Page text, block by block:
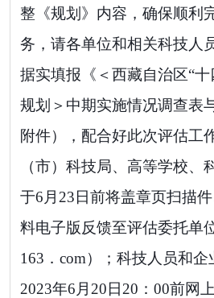
整《规划 》 内容 ， 确保顺利
务 ， 请各单位和相关科技人
据实填报《 ＜西藏自治区“十
规划 ＞ 中期实施情况调查表
附件）
， 配合好此次评估工
（市） 科技局、 高等学校、
于6 月 23日前将盖章页扫描
料电子版反馈至评估委托单
163．com）； 科技人员和企
2023年6 月 20日20：00前网